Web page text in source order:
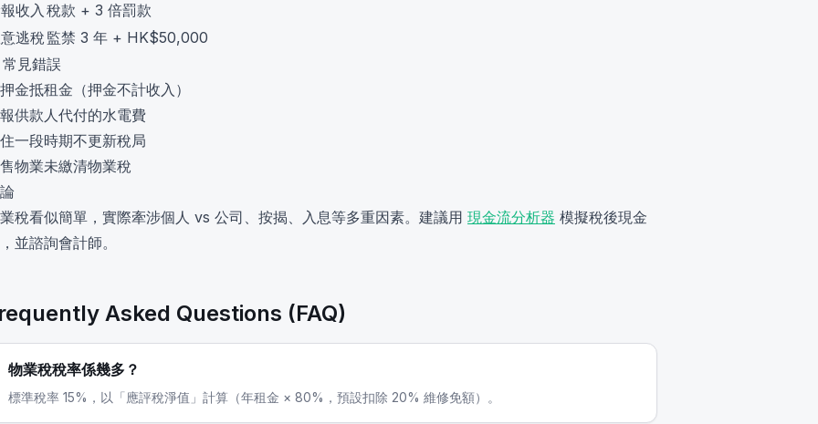
收入 稅款 + 3 倍罰款
逃稅 監禁 3 年 + HK$50,000
見錯誤
金抵租金（押金不計收入）
供款人代付的水電費
一段時期不更新稅局
物業未繳清物業稅
稅看似簡單，實際牽涉個人 vs 公司、按揭、入息等多重因素。建議用 現金流分析器 模擬稅後現金
並諮詢會計師。
Asked Questions (FAQ)
物業稅稅率係幾多？
標準稅率 15%，以「應評稅淨值」計算（年租金 × 80%，預設扣除 20% 維修免額）。